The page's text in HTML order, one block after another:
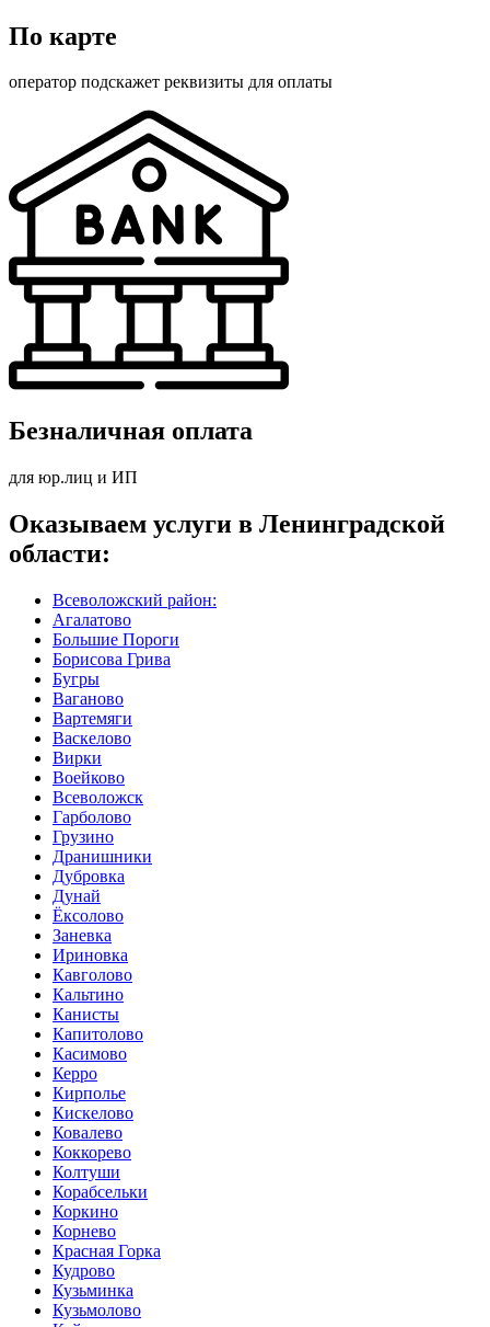
По карте
оператор подскажет реквизиты для оплаты
Безналичная оплата
для юр.лиц и ИП
Оказываем услуги в Ленинградской
области:
Всеволожский район:
Агалатово
Большие Пороги
Борисова Грива
Бугры
Ваганово
Вартемяги
Васкелово
Вирки
Воейково
Всеволожск
Гарболово
Грузино
Дранишники
Дубровка
Дунай
Ёксолово
Заневка
Ириновка
Кавголово
Кальтино
Канисты
Капитолово
Касимово
Керро
Кирполье
Кискелово
Ковалево
Коккорево
Колтуши
Корабсельки
Коркино
Корнево
Красная Горка
Кудрово
Кузьминка
Кузьмолово